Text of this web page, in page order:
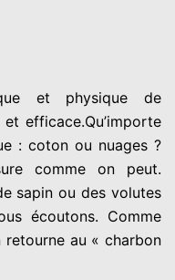
et physique de
efficace.Qu’importe
: coton ou nuages ?
comme on peut.
sapin ou des volutes
écoutons. Comme
retourne au « charbon